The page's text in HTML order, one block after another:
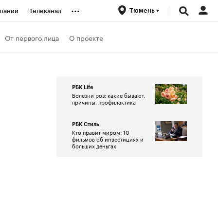
Телеканал ... Тюмень
От первого лица О проекте
РБК Life
Болезни роз: какие бывают,
причины, профилактика
РБК Стиль
Кто правит миром: 10
фильмов об инвестициях и
больших деньгах